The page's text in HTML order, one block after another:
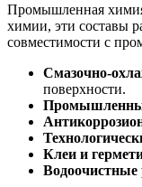
Промышленная химия
химии, эти составы
совместимости с
Смазочно-
поверхности.
Клеи и
Водоочистные